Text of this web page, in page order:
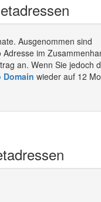
Ausgenommen sind
im
an. Wenn Sie jedoch
Domain wieder auf 12